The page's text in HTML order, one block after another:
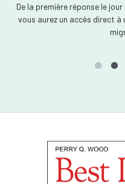
Nos juristes
fourniront des mises à jour
sur les voies